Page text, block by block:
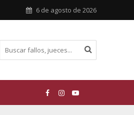
6 de agosto de 2026